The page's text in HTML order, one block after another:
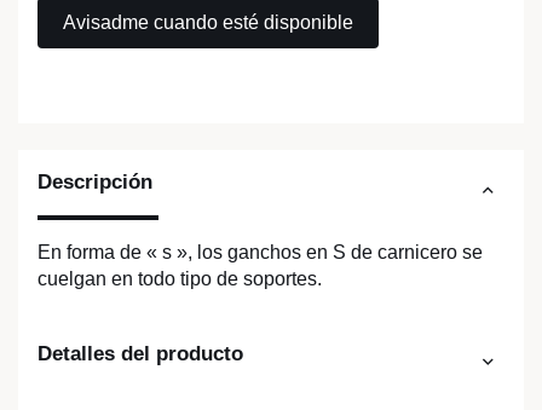
Descripción
En forma de « s », los ganchos en S de carnicero se
cuelgan en todo tipo de soportes.
Detalles del producto